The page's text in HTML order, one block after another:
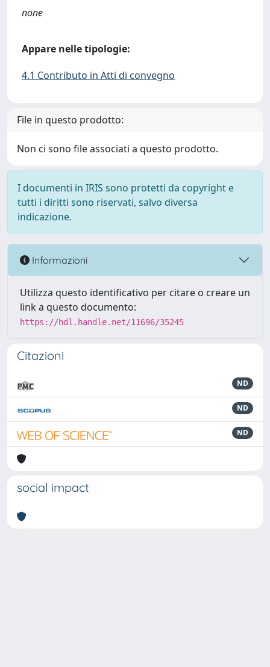
none
Appare nelle tipologie:
4.1 Contributo in Atti di convegno
File in questo prodotto:
Non ci sono file associati a questo prodotto.
I documenti in IRIS sono protetti da copyright e
tutti i diritti sono riservati, salvo diversa
indicazione.
Informazioni
Utilizza questo identificativo per citare o creare un
link a questo documento:
https://hdl.handle.net/11696/35245
Citazioni
ND
ND
ND
social impact